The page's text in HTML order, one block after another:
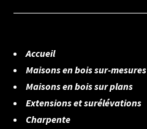
Accueil
Maisons en bois sur-mesures
Maisons en bois sur plans
Extensions et surélévations
Charpente